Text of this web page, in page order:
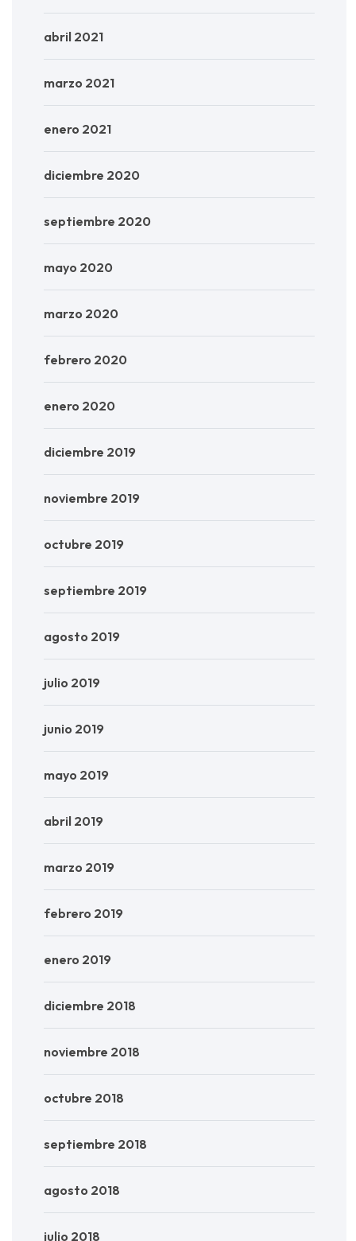
abril 2021
marzo 2021
enero 2021
diciembre 2020
septiembre 2020
mayo 2020
marzo 2020
febrero 2020
enero 2020
diciembre 2019
noviembre 2019
octubre 2019
septiembre 2019
agosto 2019
julio 2019
junio 2019
mayo 2019
abril 2019
marzo 2019
febrero 2019
enero 2019
diciembre 2018
noviembre 2018
octubre 2018
septiembre 2018
agosto 2018
julio 2018